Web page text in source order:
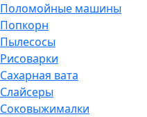
Поломойные машины
Попкорн
Пылесосы
Рисоварки
Сахарная вата
Слайсеры
Соковыжималки